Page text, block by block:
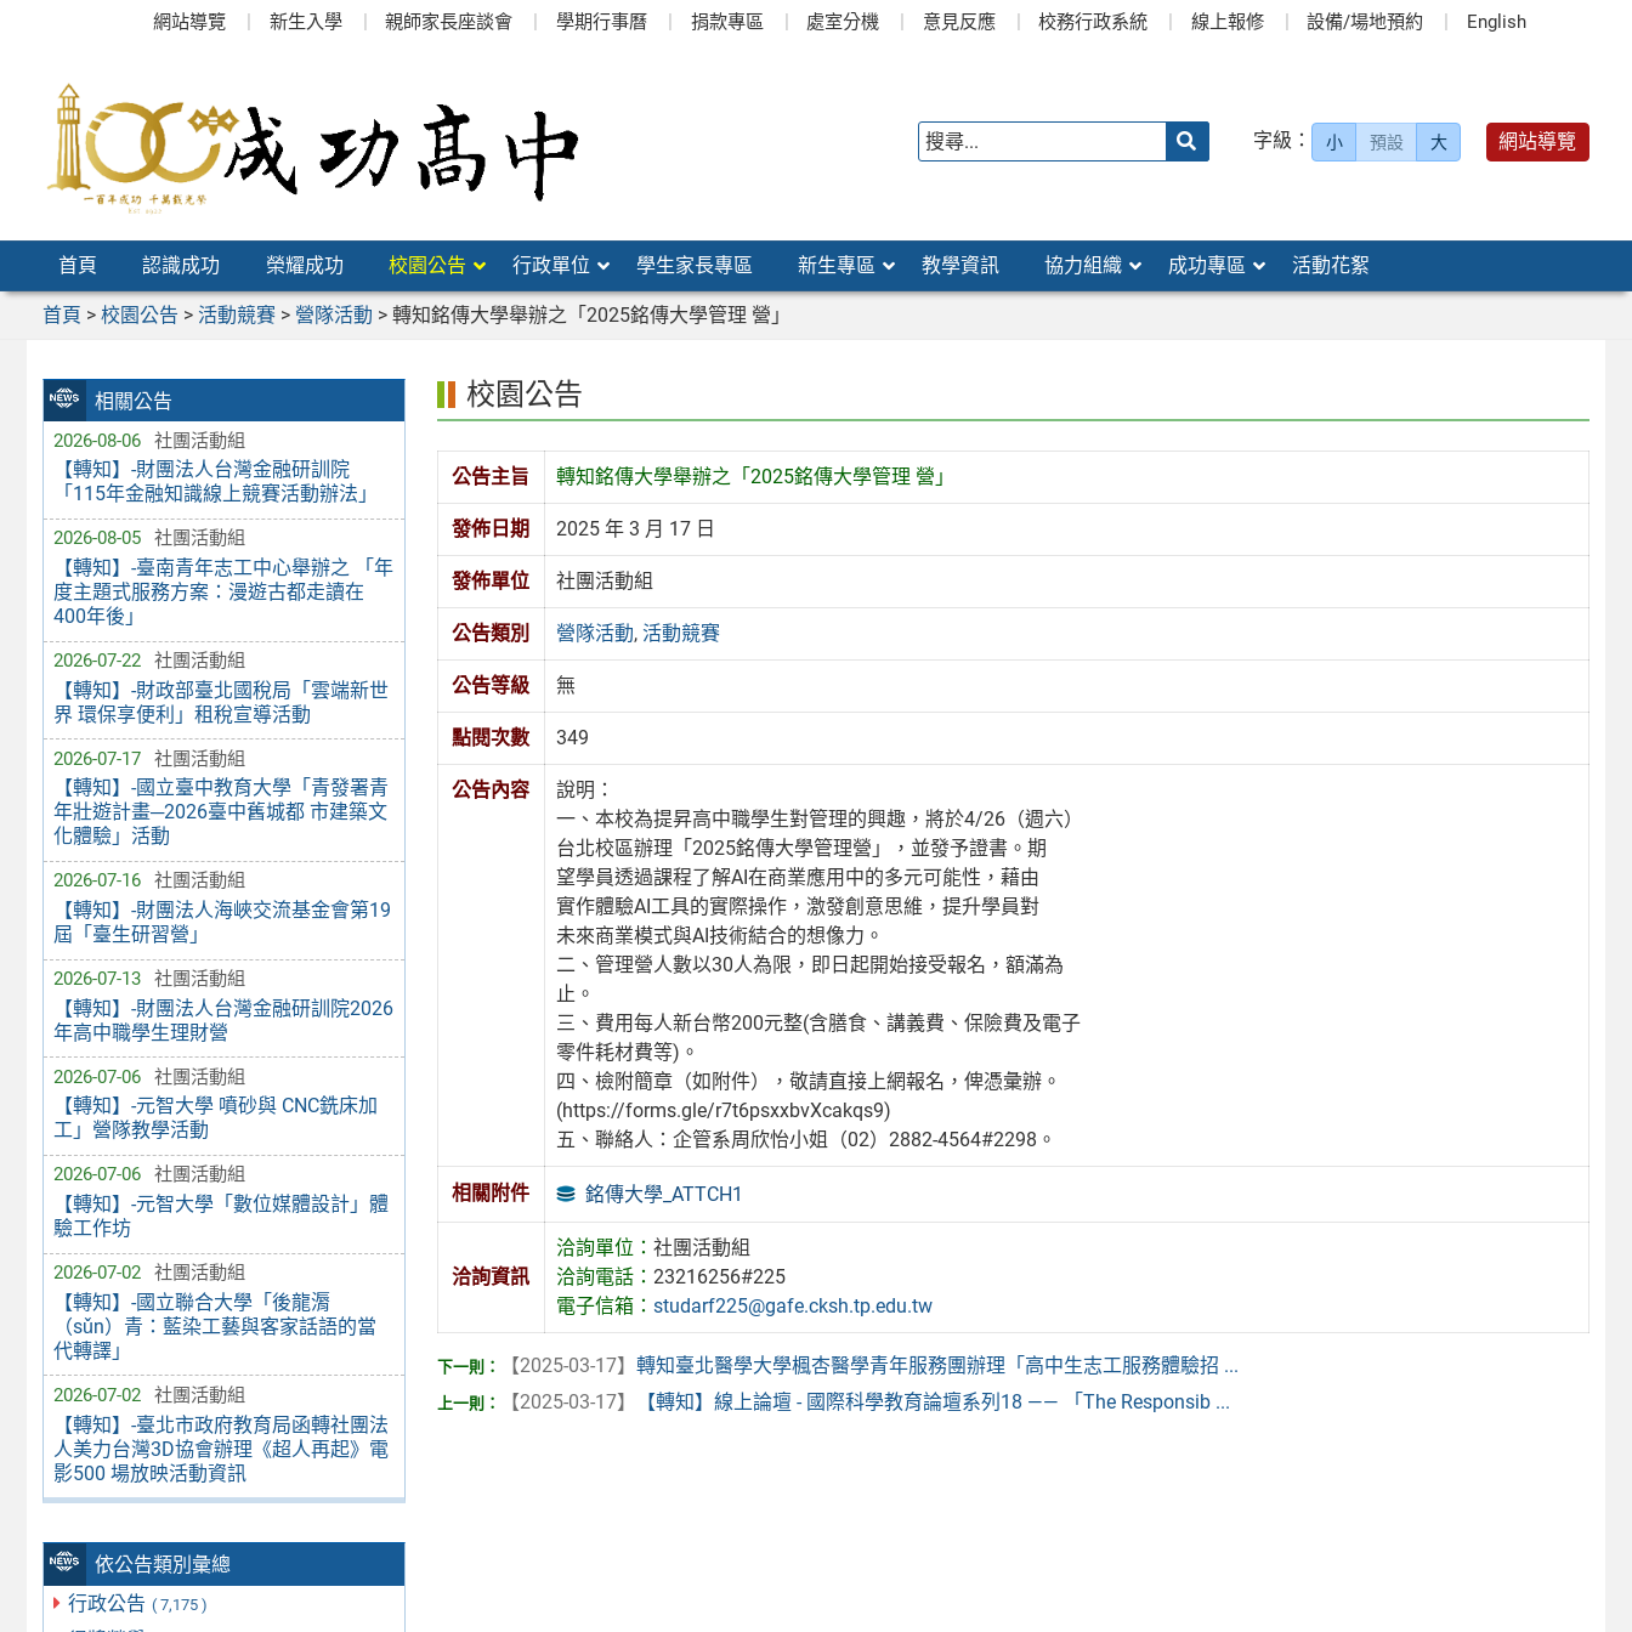
網站導覽 新生入學 親師家長座談會 學期行事曆 捐款專區 處室分機 意見反應 校務行政系統 線上報修 設備/場地預約 English
字級： 小 預設 大 網站導覽
首頁 認識成功 榮耀成功 校園公告 行政單位 學生家長專區 新生專區 教學資訊 協力組織 成功專區 活動花絮
首頁 > 校園公告 > 活動競賽> 營隊活動 > 轉知銘傳大學舉辦之「2025銘傳大學管理 營」
相關公告
2026-08-06 社團活動組
【轉知】-財團法人台灣金融研訓院
「115年金融知識線上競賽活動辦法」
2026-08-05 社團活動組
【轉知】-臺南青年志工中心舉辦之 「年
度主題式服務方案：漫遊古都走讀在
400年後」
2026-07-22 社團活動組
【轉知】-財政部臺北國稅局「雲端新世
界 環保享便利」租稅宣導活動
2026-07-17 社團活動組
【轉知】-國立臺中教育大學「青發署青
年壯遊計畫─2026臺中舊城都 市建築文
化體驗」活動
2026-07-16 社團活動組
【轉知】-財團法人海峽交流基金會第19
屆「臺生研習營」
2026-07-13 社團活動組
【轉知】-財團法人台灣金融研訓院2026
年高中職學生理財營
2026-07-06 社團活動組
【轉知】-元智大學 噴砂與 CNC銑床加
工」營隊教學活動
2026-07-06 社團活動組
【轉知】-元智大學「數位媒體設計」體
驗工作坊
2026-07-02 社團活動組
【轉知】-國立聯合大學「後龍漘
（sǔn）青：藍染工藝與客家話語的當
代轉譯」
2026-07-02 社團活動組
【轉知】-臺北市政府教育局函轉社團法
人美力台灣3D協會辦理《超人再起》電
影500 場放映活動資訊
依公告類別彙總
行政公告 ( 7,175 )
校園公告
公告主旨 轉知銘傳大學舉辦之「2025銘傳大學管理 營」
發佈日期 2025 年 3 月 17 日
發佈單位 社團活動組
公告類別 營隊活動,活動競賽
公告等級 無
點閱次數 349
公告內容
說明：
一、本校為提昇高中職學生對管理的興趣，將於4/26（週六）
台北校區辦理「2025銘傳大學管理營」，並發予證書。期
望學員透過課程了解AI在商業應用中的多元可能性，藉由
實作體驗AI工具的實際操作，激發創意思維，提升學員對
未來商業模式與AI技術結合的想像力。
二、管理營人數以30人為限，即日起開始接受報名，額滿為
止。
三、費用每人新台幣200元整(含膳食、講義費、保險費及電子
零件耗材費等)。
四、檢附簡章（如附件），敬請直接上網報名，俾憑彙辦。
(https://forms.gle/r7t6psxxbvXcakqs9)
五、聯絡人：企管系周欣怡小姐（02）2882-4564#2298。
相關附件 銘傳大學_ATTCH1
洽詢資訊
洽詢單位：社團活動組
洽詢電話：23216256#225
電子信箱：studarf225@gafe.cksh.tp.edu.tw
【2025-03-17】 轉知臺北醫學大學楓杏醫學青年服務團辦理「高中生志工服務體驗招 ...
【2025-03-17】
【轉知】線上論壇 - 國際科學教育論壇系列18 —— 「The Responsib ...